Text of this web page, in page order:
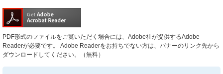
PDF形式のファイルをご覧いただく場合には、Adobe社が提供するAdobe
Readerが必要です。
Adobe Readerをお持ちでない方は、バナーのリンク先から
ダウンロードしてください。（無料）